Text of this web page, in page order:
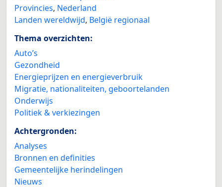
Provincies, Nederland
Landen wereldwijd, België regionaal
Thema overzichten:
Auto’s
Gezondheid
Energieprijzen en energieverbruik
Migratie, nationaliteiten, geboortelanden
Onderwijs
Politiek & verkiezingen
Achtergronden:
Analyses
Bronnen en definities
Gemeentelijke herindelingen
Nieuws